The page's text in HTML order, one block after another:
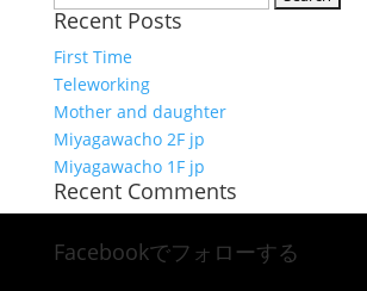
for:
Recent Posts
First Time
Teleworking
Mother and daughter
Miyagawacho 2F jp
Miyagawacho 1F jp
Recent Comments
Facebookでフォローする